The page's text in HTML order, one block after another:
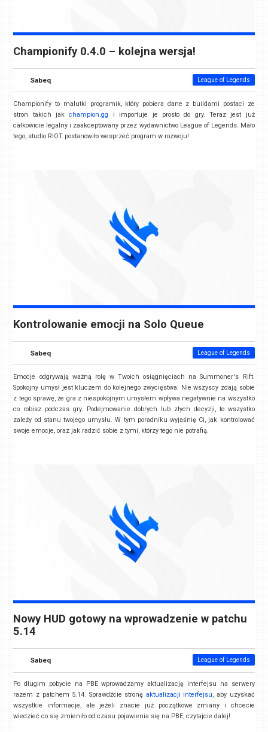
Championify 0.4.0 – kolejna wersja!
Sabeq League of Legends
Championify to malutki programik, który pobiera dane z buildami postaci ze
stron takich jakchampion.gg
i importuje je prosto do gry. Teraz jest już
całkowicie legalny i zaakceptowany przez wydawnictwo League of Legends. Mało
tego, studio RIOT postanowiło wesprzeć program w rozwoju!
Kontrolowanie emocji na Solo Queue
Sabeq League of Legends
Emocje odgrywają ważną rolę w Twoich osiągnięciach na Summoner's Rift.
Spokojny umysł jest kluczem do kolejnego zwycięstwa. Nie wszyscy zdają sobie
z tego sprawę, że gra z niespokojnym umysłem wpływa negatywnie na wszystko
co robisz podczas gry.
Podejmowanie dobrych lub złych decyzji, to wszystko
zależy od stanu twojego umysłu. W tym poradniku wyjaśnię Ci, jak kontrolować
swoje emocje, oraz jak radzić sobie z tymi, którzy tego nie potrafią.
Nowy HUD gotowy na wprowadzenie w patchu
5.14
Sabeq League of Legends
Po długim pobycie na PBE wprowadzamy aktualizację interfejsu na serwery
razem z patchem 5.14. Sprawdźcie stronę aktualizacji interfejsu, aby uzyskać
wszystkie informacje, ale jeżeli znacie już początkowe zmiany i chcecie
wiedzieć co się zmieniło od czasu pojawienia się na PBE, czytajcie dalej!